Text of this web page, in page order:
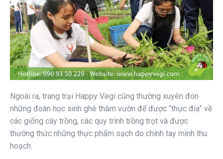
Ngoài ra, trang trại Happy Vegi cũng thường xuyên đón
những đoàn học sinh ghé thăm vườn để được “thực địa” về
các giống cây trồng, các quy trình trồng trọt và được
thưởng thức những thực phẩm sạch do chính tay mình thu
hoạch.